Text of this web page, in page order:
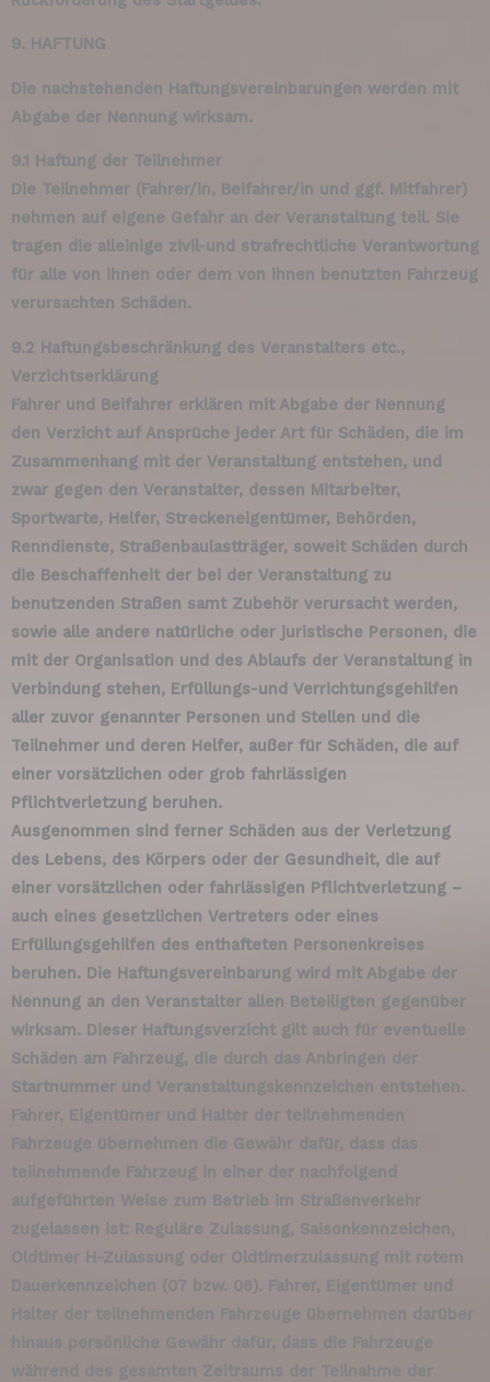
9. HAFTUNG
Die nachstehenden Haftungsvereinbarungen werden mit
Abgabe der Nennung wirksam.
9.1 Haftung der Teilnehmer
Die Teilnehmer (Fahrer/in, Beifahrer/in und ggf. Mitfahrer)
nehmen auf eigene Gefahr an der Veranstaltung teil. Sie
tragen die alleinige zivil-und strafrechtliche Verantwortung
für alle von ihnen oder dem von ihnen benutzten Fahrzeug
verursachten Schäden.
9.2 Haftungsbeschränkung des Veranstalters etc.,
Verzichtserklärung
Fahrer und Beifahrer erklären mit Abgabe der Nennung
den Verzicht auf Ansprüche jeder Art für Schäden, die im
Zusammenhang mit der Veranstaltung entstehen, und
zwar gegen den Veranstalter, dessen Mitarbeiter,
Sportwarte, Helfer, Streckeneigentümer, Behörden,
Renndienste, Straßenbaulastträger, soweit Schäden durch
die Beschaffenheit der bei der Veranstaltung zu
benutzenden Straßen samt Zubehör verursacht werden,
sowie alle andere natürliche oder juristische Personen, die
mit der Organisation und des Ablaufs der Veranstaltung in
Verbindung stehen, Erfüllungs-und Verrichtungsgehilfen
aller zuvor genannter Personen und Stellen und die
Teilnehmer und deren Helfer, außer für Schäden, die auf
einer vorsätzlichen oder grob fahrlässigen
Pflichtverletzung beruhen.
Ausgenommen sind ferner Schäden aus der Verletzung
des Lebens, des Körpers oder der Gesundheit, die auf
einer vorsätzlichen oder fahrlässigen Pflichtverletzung –
auch eines gesetzlichen Vertreters oder eines
Erfüllungsgehilfen des enthafteten Personenkreises
beruhen. Die Haftungsvereinbarung wird mit Abgabe der
Nennung an den Veranstalter allen Beteiligten gegenüber
wirksam. Dieser Haftungsverzicht gilt auch für eventuelle
Schäden am Fahrzeug, die durch das Anbringen der
Startnummer und Veranstaltungskennzeichen entstehen.
Fahrer, Eigentümer und Halter der teilnehmenden
Fahrzeuge übernehmen die Gewähr dafür, dass das
teilnehmende Fahrzeug in einer der nachfolgend
aufgeführten Weise zum Betrieb im Straßenverkehr
zugelassen ist: Reguläre Zulassung, Saisonkennzeichen,
Oldtimer H-Zulassung oder Oldtimerzulassung mit rotem
Dauerkennzeichen (07 bzw. 06). Fahrer, Eigentümer und
Halter der teilnehmenden Fahrzeuge übernehmen darüber
hinaus persönliche Gewähr dafür, dass die Fahrzeuge
während des gesamten Zeitraums der Teilnahme der